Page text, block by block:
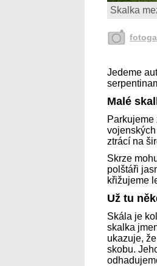
Skalka
Jedeme
Malé
ztrácí na
Skrze
polštáři
křižujeme
Už tu
Skála je
skalka
ukazuje,
skobu.